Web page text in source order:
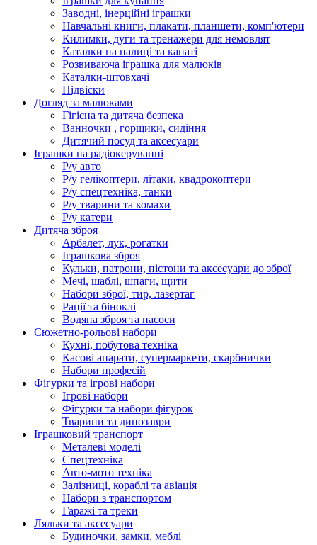
Заводні, інерційні іграшки
Навчальні книги, плакати, планшети, комп'ютери
Килимки, дуги та тренажери для немовлят
Каталки на палиці та канаті
Розвиваюча іграшка для малюків
Каталки-штовхачі
Підвіски
Догляд за малюками
Гігієна та дитяча безпека
Ванночки , горщики, сидіння
Дитячий посуд та аксесуари
Іграшки на радіокеруванні
Р/у авто
Р/у гелікоптери, літаки, квадрокоптери
Р/у спецтехніка, танки
Р/у тварини та комахи
Р/у катери
Дитяча зброя
Арбалет, лук, рогатки
Іграшкова зброя
Кульки, патрони, пістони та аксесуари до зброї
Мечі, шаблі, шпаги, щити
Набори зброї, тир, лазертаг
Рації та біноклі
Водяна зброя та насоси
Сюжетно-рольові набори
Кухні, побутова техніка
Касові апарати, супермаркети, скарбнички
Набори професій
Фігурки та ігрові набори
Ігрові набори
Фігурки та набори фігурок
Тварини та динозаври
Іграшковий транспорт
Металеві моделі
Спецтехніка
Авто-мото техніка
Залізниці, кораблі та авіація
Набори з транспортом
Гаражі та треки
Ляльки та аксесуари
Будиночки, замки, меблі